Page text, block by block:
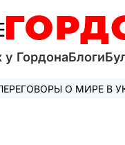
у ГордонаБлоги
О МИРЕ В